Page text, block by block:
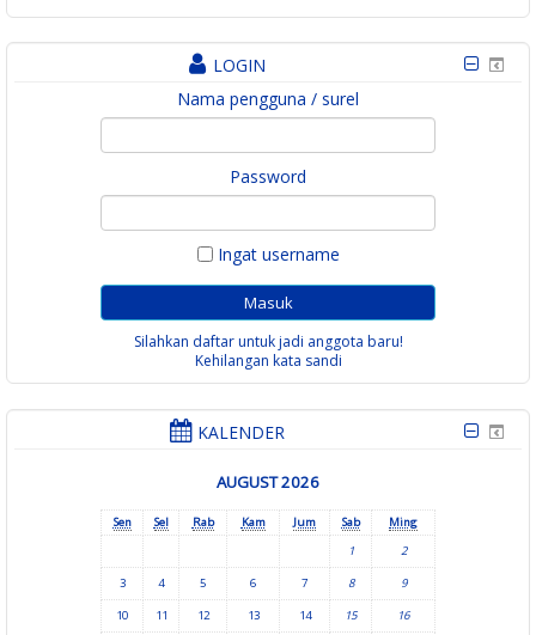
LOGIN
Nama pengguna / surel
Password
Ingat username
Silahkan daftar untuk jadi anggota baru!
Kehilangan kata sandi
KALENDER
AUGUST 2026
Sen Sel Rab Kam Jum Sab
Ming
1
2
3 4 5 6 7 8 9
10 11 12 13 14 15 16